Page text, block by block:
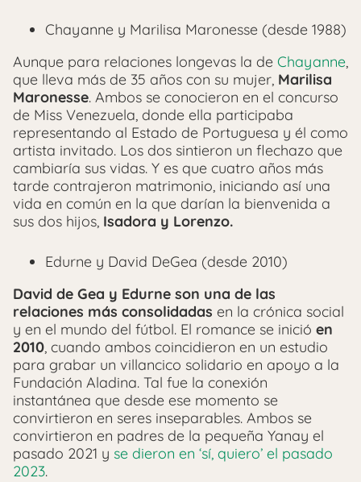
Chayanne y Marilisa Maronesse (desde 1988)
Aunque para relaciones longevas la de Chayanne,
que lleva más de 35 años con su mujer, Marilisa
Maronesse. Ambos se conocieron en el concurso
de Miss Venezuela, donde ella participaba
representando al Estado de Portuguesa y él como
artista invitado. Los dos sintieron un flechazo que
cambiaría sus vidas. Y es que cuatro años más
tarde contrajeron matrimonio, iniciando así una
vida en común en la que darían la bienvenida a
sus dos hijos, Isadora y Lorenzo.
Edurne y David DeGea (desde 2010)
David de Gea y Edurne son una de las
relaciones más consolidadas en la crónica social
y en el mundo del fútbol. El romance se inició en
2010, cuando ambos coincidieron en un estudio
para grabar un villancico solidario en apoyo a la
Fundación Aladina. Tal fue la conexión
instantánea que desde ese momento se
convirtieron en seres inseparables. Ambos se
convirtieron en padres de la pequeña Yanay el
pasado 2021 y se dieron en ‘sí, quiero’ el pasado
2023.